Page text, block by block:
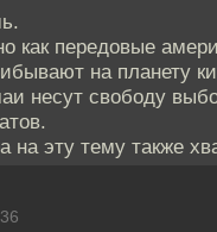
как передовые
на планету
несут свободу
на эту тему также